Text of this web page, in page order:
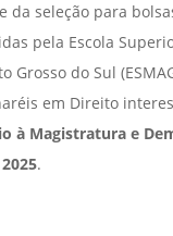
da seleção para
pela Escola
Grosso do Sul
em Direito
à Magistratura e
.